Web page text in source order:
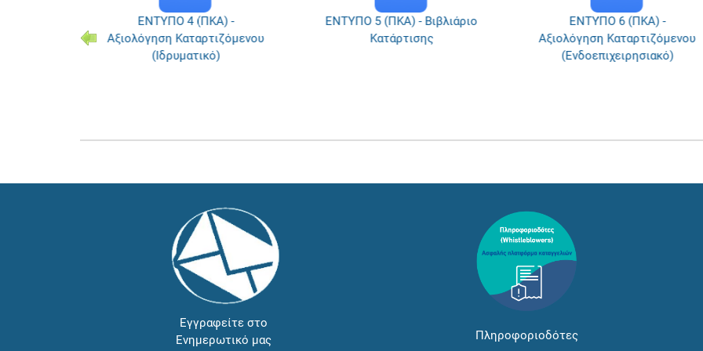
ΕΝΤΥΠΟ 4 (ΠΚΑ) -
Αξιολόγηση Καταρτιζόμενου
(Ιδρυματικό)
ΕΝΤΥΠΟ 5 (ΠΚΑ) - Βιβλιάριο
Κατάρτισης
ΕΝΤΥΠΟ 6 (ΠΚΑ) -
Αξιολόγηση Καταρτιζόμενου
(Ενδοεπιχειρησιακό)
Εγγραφείτε στο
Ενημερωτικό μας
Πληροφοριοδότες